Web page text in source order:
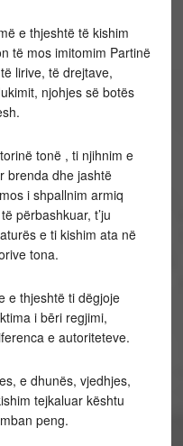
e thjeshtë të kishim
të mos imitomim Partinë
lirive, të drejtave,
njohjes së botës
tonë , ti njihnim e
brenda dhe jashtë
i shpallnim armiq
përbashkuar, t’ju
e ti kishim ata në
tona.
e thjeshtë ti dëgjoje
i bēri regjimi,
e autoriteteve.
e dhunës, vjedhjes,
tejkaluar kështu
peng.